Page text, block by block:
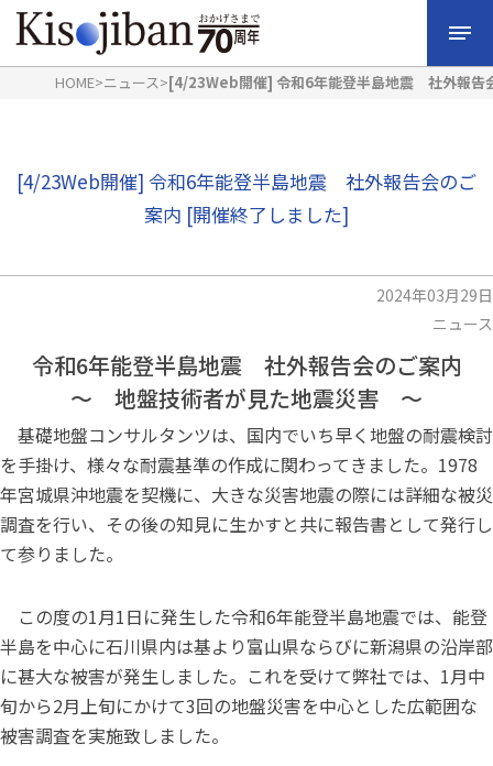
HOME>ニュース>[4/23Web開催] 令和6年能登半島地震 社外報告
[4/23Web開催] 令和6年能登半島地震 社外報告会のご
案内 [開催終了しました]
2024年03月29日
ニュース
令和6年能登半島地震 社外報告会のご案内
～ 地盤技術者が見た地震災害 ～
基礎地盤コンサルタンツは、国内でいち早く地盤の耐震検討
を手掛け、様々な耐震基準の作成に関わってきました。1978
年宮城県沖地震を契機に、大きな災害地震の際には詳細な被災
調査を行い、その後の知見に生かすと共に報告書として発行し
て参りました。
この度の1月1日に発生した令和6年能登半島地震では、能登
半島を中心に石川県内は基より富山県ならびに新潟県の沿岸部
に甚大な被害が発生しました。これを受けて弊社では、1月中
旬から2月上旬にかけて3回の地盤災害を中心とした広範囲な
被害調査を実施致しました。